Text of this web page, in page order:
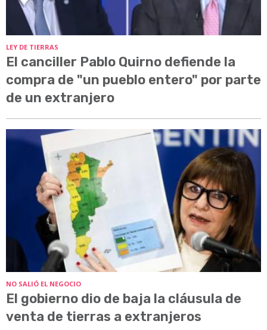
LEY DE TIERRAS
El canciller Pablo Quirno defiende la
compra de "un pueblo entero" por parte
de un extranjero
NO SALIÓ EL NEGOCIO
El gobierno dio de baja la cláusula de
venta de tierras a extranjeros